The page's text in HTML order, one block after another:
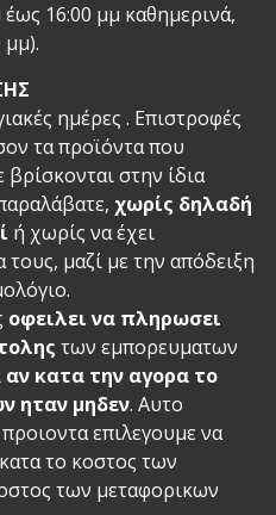
16:00 μμ καθημερινά,
ημέρες . Επιστροφές
τα προϊόντα που
βρίσκονται στην ίδια
χωρίς δηλαδή
ή χωρίς να έχει
μαζί με την απόδειξη
οφειλει να πληρωσει
των εμπορευματων
αν κατα την αγορα το
ηταν μηδεν. Αυτο
επιλεγουμε να
το κοστος των
των μεταφορικων